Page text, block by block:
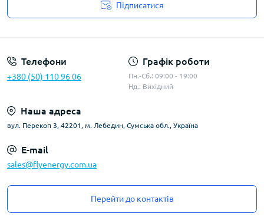
Підписатися
Телефони
+380 (50) 110 96 06
Графік роботи
Пн.-Сб.: 09:00 - 19:00
Нд.: Вихідний
Наша адреса
вул. Перекоп 3, 42201, м. Лебедин, Сумська обл., Україна
E-mail
sales@flyenergy.com.ua
Перейти до контактів